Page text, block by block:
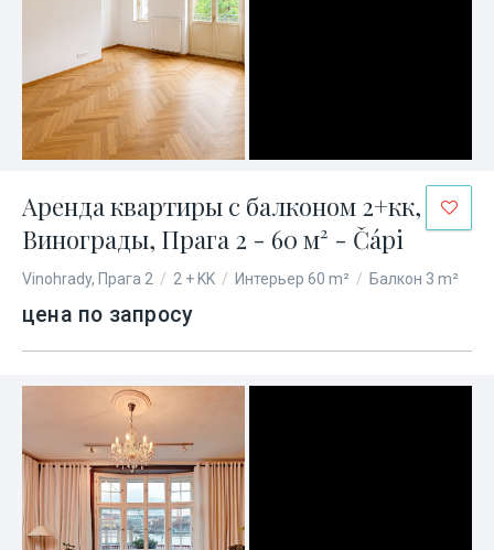
Аренда квартиры с балконом 2+кк,
Винограды, Прага 2 - 60 м² - Čápi
Vinohrady, Прага 2 / 2 + KK / Интерьер 60 m² / Балкон 3 m²
цена по запросу